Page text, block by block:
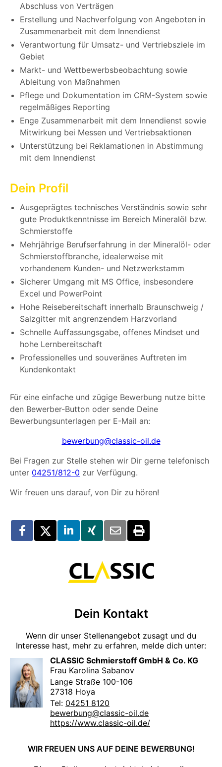
Abschluss von Verträgen
Erstellung und Nachverfolgung von Angeboten in
Zusammenarbeit mit dem Innendienst
Verantwortung für Umsatz- und Vertriebsziele im
Gebiet
Markt- und Wettbewerbsbeobachtung sowie
Ableitung von Maßnahmen
Pflege und Dokumentation im CRM-System sowie
regelmäßiges Reporting
Enge Zusammenarbeit mit dem Innendienst sowie
Mitwirkung bei Messen und Vertriebsaktionen
Unterstützung bei Reklamationen in Abstimmung
mit dem Innendienst
Dein Profil
Ausgeprägtes technisches Verständnis sowie sehr
gute Produktkenntnisse im Bereich Mineralöl bzw.
Schmierstoffe
Mehrjährige Berufserfahrung in der Mineralöl- oder
Schmierstoffbranche, idealerweise mit
vorhandenem Kunden- und Netzwerkstamm
Sicherer Umgang mit MS Office, insbesondere
Excel und PowerPoint
Hohe Reisebereitschaft innerhalb Braunschweig /
Salzgitter mit angrenzendem Harzvorland
Schnelle Auffassungsgabe, offenes Mindset und
hohe Lernbereitschaft
Professionelles und souveränes Auftreten im
Kundenkontakt
Für eine einfache und zügige Bewerbung nutze bitte
den Bewerber-Button oder sende Deine
Bewerbungsunterlagen per E-Mail an:
bewerbung@classic-oil.de
Bei Fragen zur Stelle stehen wir Dir gerne telefonisch
unter 04251/812-0 zur Verfügung.
Wir freuen uns darauf, von Dir zu hören!
Dein Kontakt
Wenn dir unser Stellenangebot zusagt und du
Interesse hast, mehr zu erfahren, melde dich unter:
CLASSIC Schmierstoff GmbH & Co. KG
Frau Karolina Sabanov
Lange Straße 100-106
27318 Hoya
Tel: 04251 8120
bewerbung@classic-oil.de
https://www.classic-oil.de/
WIR FREUEN UNS AUF DEINE BEWERBUNG!